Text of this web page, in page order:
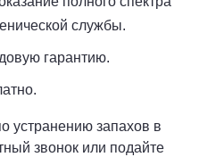
службы.
гарантию.
устранению запахов в
звонок или подайте